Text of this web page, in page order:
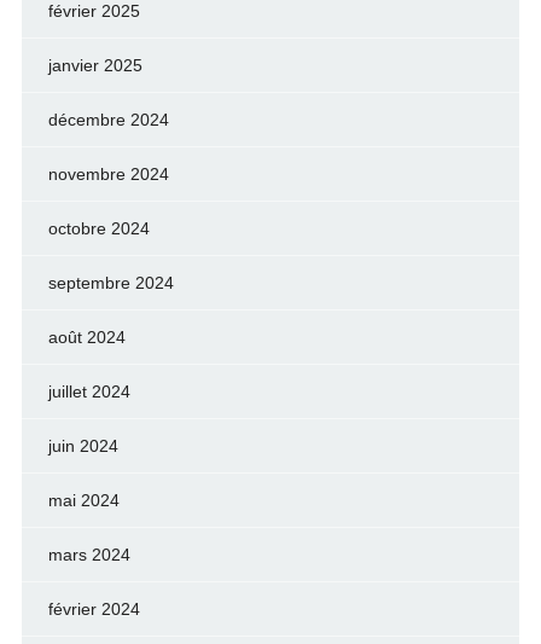
février 2025
janvier 2025
décembre 2024
novembre 2024
octobre 2024
septembre 2024
août 2024
juillet 2024
juin 2024
mai 2024
mars 2024
février 2024